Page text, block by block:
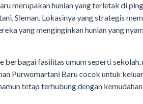
merupakan hunian yang terletak di
Sleman. Lokasinya yang strategis
yang menginginkan hunian yang
berbagai fasilitas umum seperti sekolah,
Purwomartani Baru cocok untuk
tetap terhubung dengan